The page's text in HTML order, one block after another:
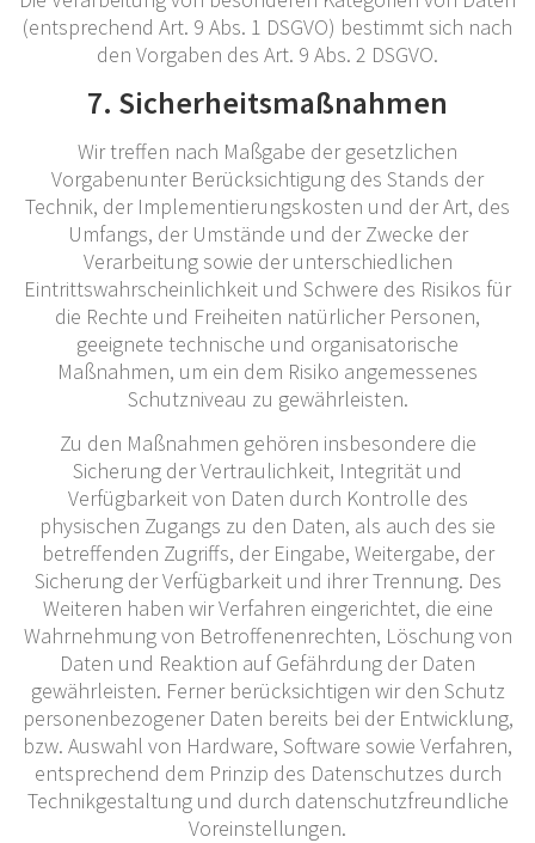
(entsprechend Art. 9 Abs. 1 DSGVO) bestimmt sich nach
den Vorgaben des Art. 9 Abs. 2 DSGVO.
7. Sicherheitsmaßnahmen
Wir treffen nach Maßgabe der gesetzlichen
Vorgabenunter Berücksichtigung des Stands der
Technik, der Implementierungskosten und der Art, des
Umfangs, der Umstände und der Zwecke der
Verarbeitung sowie der unterschiedlichen
Eintrittswahrscheinlichkeit und Schwere des Risikos für
die Rechte und Freiheiten natürlicher Personen,
geeignete technische und organisatorische
Maßnahmen, um ein dem Risiko angemessenes
Schutzniveau zu gewährleisten.
Zu den Maßnahmen gehören insbesondere die
Sicherung der Vertraulichkeit, Integrität und
Verfügbarkeit von Daten durch Kontrolle des
physischen Zugangs zu den Daten, als auch des sie
betreffenden Zugriffs, der Eingabe, Weitergabe, der
Sicherung der Verfügbarkeit und ihrer Trennung. Des
Weiteren haben wir Verfahren eingerichtet, die eine
Wahrnehmung von Betroffenenrechten, Löschung von
Daten und Reaktion auf Gefährdung der Daten
gewährleisten. Ferner berücksichtigen wir den Schutz
personenbezogener Daten bereits bei der Entwicklung,
bzw. Auswahl von Hardware, Software sowie Verfahren,
entsprechend dem Prinzip des Datenschutzes durch
Technikgestaltung und durch datenschutzfreundliche
Voreinstellungen.